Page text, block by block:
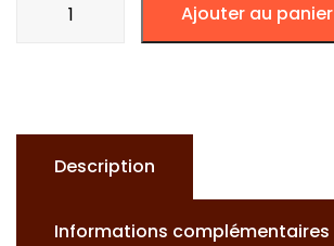
Ajouter au panier
Description
Informations complémentaires